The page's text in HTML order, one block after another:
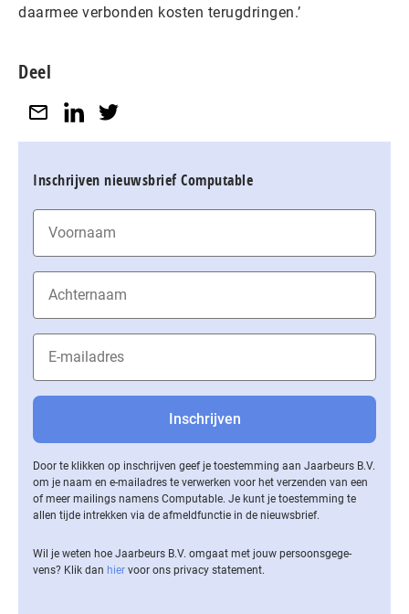
daarmee verbonden kosten terugdringen.’
Deel
Inschrijven nieuwsbrief Computable
Door te klikken op inschrijven geef je toestemming aan Jaarbeurs B.V.
om je naam en e-mailadres te verwerken voor het verzenden van een
of meer mailings namens Computable. Je kunt je toestemming te
allen tijde intrekken via de af­meld­func­tie in de nieuwsbrief.
Wil je weten hoe Jaarbeurs B.V. omgaat met jouw per­soons­ge­ge­
vens? Klik dan hier voor ons privacy statement.